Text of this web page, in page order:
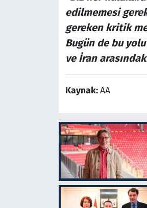
edilmemesi
gereken kritik
Bugün de bu
ve İran
Kaynak:AA